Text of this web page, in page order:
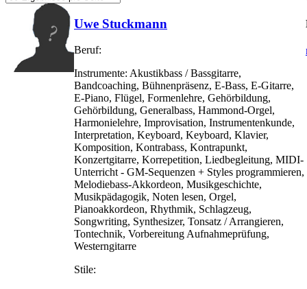
Uwe Stuckmann
Beruf:
Instrumente: Akustikbass / Bassgitarre,
Bandcoaching, Bühnenpräsenz, E-Bass, E-Gitarre,
E-Piano, Flügel, Formenlehre, Gehörbildung,
Gehörbildung, Generalbass, Hammond-Orgel,
Harmonielehre, Improvisation, Instrumentenkunde,
Interpretation, Keyboard, Keyboard, Klavier,
Komposition, Kontrabass, Kontrapunkt,
Konzertgitarre, Korrepetition, Liedbegleitung, MIDI-
Unterricht - GM-Sequenzen + Styles programmieren,
Melodiebass-Akkordeon, Musikgeschichte,
Musikpädagogik, Noten lesen, Orgel,
Pianoakkordeon, Rhythmik, Schlagzeug,
Songwriting, Synthesizer, Tonsatz / Arrangieren,
Tontechnik, Vorbereitung Aufnahmeprüfung,
Westerngitarre
Stile: